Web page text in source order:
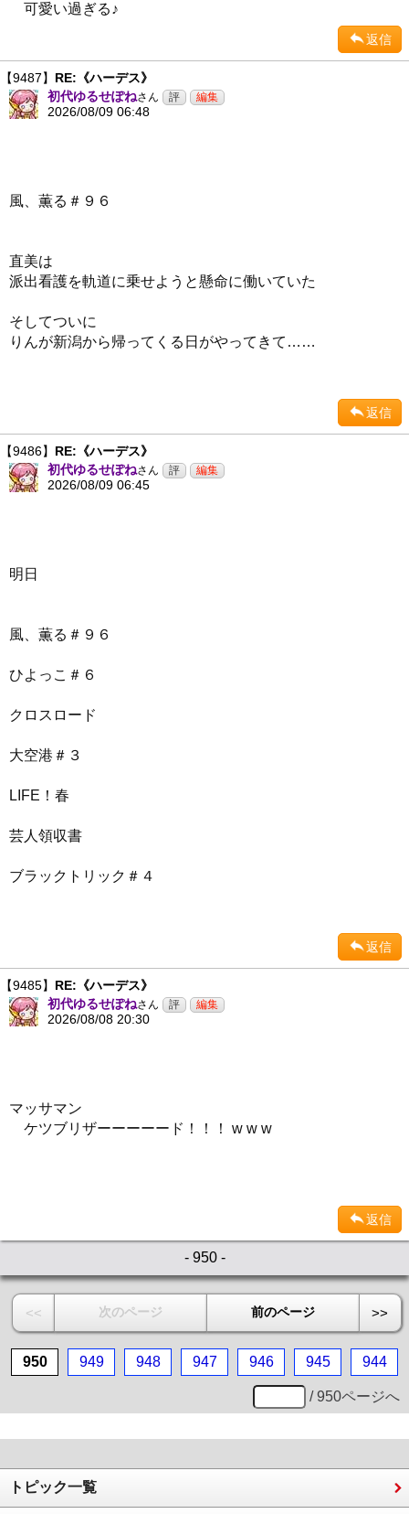
可愛い過ぎる♪
返信
【9487】 RE:《ハーデス》
初代ゆるせぽねさん
2026/08/09 06:48
風、薫る＃９６
直美は
派出看護を軌道に乗せようと懸命に働いていた
そしてついに
りんが新潟から帰ってくる日がやってきて……
返信
【9486】 RE:《ハーデス》
初代ゆるせぽねさん
2026/08/09 06:45
明日
風、薫る＃９６
ひよっこ＃６
クロスロード
大空港＃３
LIFE！春
芸人領収書
ブラックトリック＃４
返信
【9485】 RE:《ハーデス》
初代ゆるせぽねさん
2026/08/08 20:30
マッサマン
ケツブリザーーーーード！！！ w w w
返信
- 950 -
<< 次のページ 前のページ >>
950 949 948 947 946 945 944
/ 950ページへ
トピック一覧